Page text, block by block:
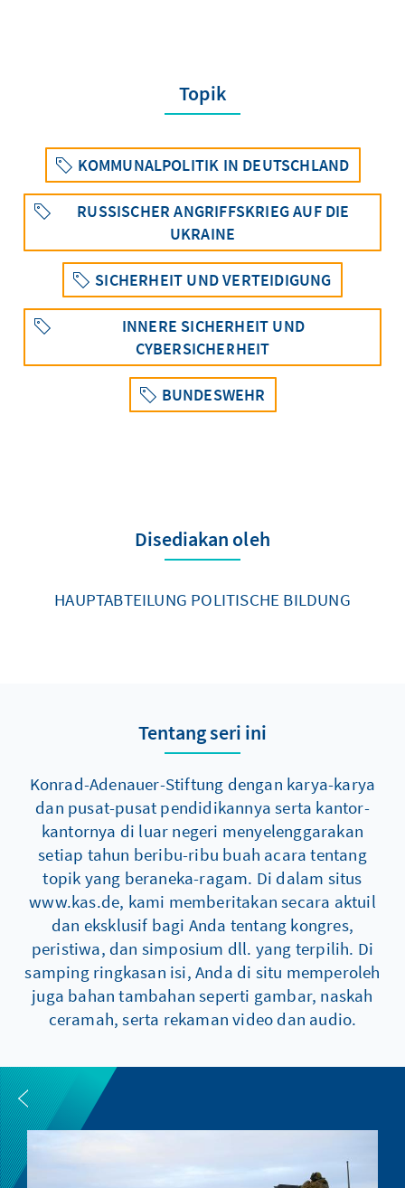
Topik
KOMMUNALPOLITIK IN DEUTSCHLAND
RUSSISCHER ANGRIFFSKRIEG AUF DIE
UKRAINE
SICHERHEIT UND VERTEIDIGUNG
INNERE SICHERHEIT UND
CYBERSICHERHEIT
BUNDESWEHR
Disediakan oleh
HAUPTABTEILUNG POLITISCHE BILDUNG
Tentang seri ini
Konrad-Adenauer-Stiftung dengan karya-karya
dan pusat-pusat pendidikannya serta kantor-
kantornya di luar negeri menyelenggarakan
setiap tahun beribu-ribu buah acara tentang
topik yang beraneka-ragam. Di dalam situs
www.kas.de, kami memberitakan secara aktuil
dan eksklusif bagi Anda tentang kongres,
peristiwa, dan simposium dll. yang terpilih. Di
samping ringkasan isi, Anda di situ memperoleh
juga bahan tambahan seperti gambar, naskah
ceramah, serta rekaman video dan audio.